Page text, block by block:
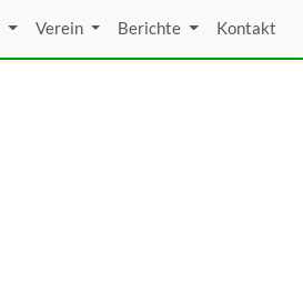
Verein Berichte Kontakt